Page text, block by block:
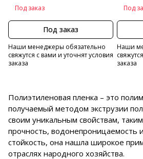
Под заказ
Под заказ
Наши менеджеры обязательно
свяжутся с вами и уточнят условия
заказа
Под
Наши
заказа
Полиэтиленовая пленка – это
получаемый методом экструзии
своим уникальным свойствам, таким
прочность, водонепроницаемость
стойкость, она нашла широкое
отраслях народного хозяйства.